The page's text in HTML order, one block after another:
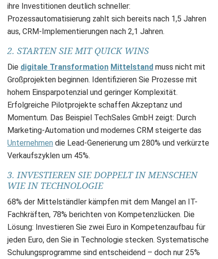
ihre Investitionen deutlich schneller:
Prozessautomatisierung zahlt sich bereits nach 1,5 Jahren
aus, CRM-Implementierungen nach 2,1 Jahren.
2. STARTEN SIE MIT QUICK WINS
Die digitale Transformation Mittelstand muss nicht mit
Großprojekten beginnen. Identifizieren Sie Prozesse mit
hohem Einsparpotenzial und geringer Komplexität.
Erfolgreiche Pilotprojekte schaffen Akzeptanz und
Momentum. Das Beispiel TechSales GmbH zeigt: Durch
Marketing-Automation und modernes CRM steigerte das
Unternehmen die Lead-Generierung um 280% und verkürzte
Verkaufszyklen um 45%.
3. INVESTIEREN SIE DOPPELT IN MENSCHEN
WIE IN TECHNOLOGIE
68% der Mittelständler kämpfen mit dem Mangel an IT-
Fachkräften, 78% berichten von Kompetenzlücken. Die
Lösung: Investieren Sie zwei Euro in Kompetenzaufbau für
jeden Euro, den Sie in Technologie stecken. Systematische
Schulungsprogramme sind entscheidend – doch nur 25%